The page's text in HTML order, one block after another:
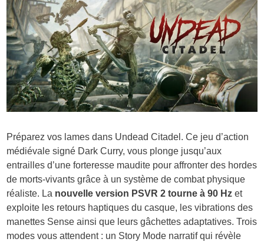
Préparez vos lames dans Undead Citadel. Ce jeu d’action
médiévale signé Dark Curry, vous plonge jusqu’aux
entrailles d’une forteresse maudite pour affronter des hordes
de morts-vivants grâce à un système de combat physique
réaliste. La nouvelle version PSVR 2 tourne à 90 Hz et
exploite les retours haptiques du casque, les vibrations des
manettes Sense ainsi que leurs gâchettes adaptatives. Trois
modes vous attendent : un Story Mode narratif qui révèle